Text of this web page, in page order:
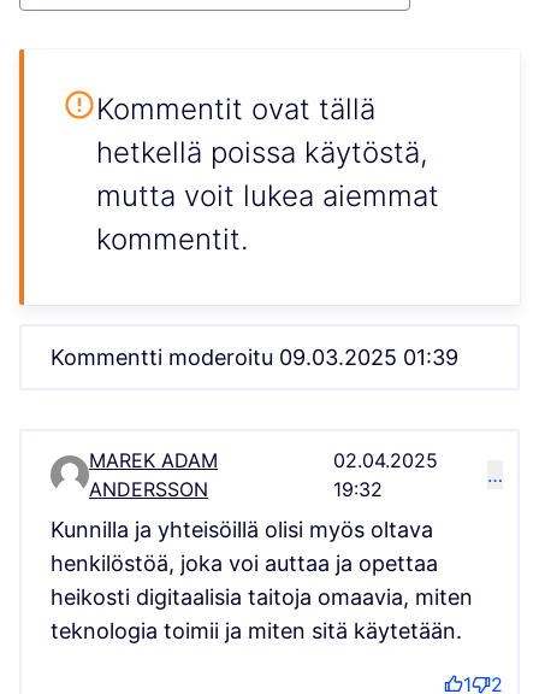
Kommentit ovat tällä
hetkellä poissa käytöstä,
mutta voit lukea aiemmat
kommentit.
Kommentti moderoitu 09.03.2025 01:39
Kommentti 5017
MAREK ADAM
ANDERSSON
02.04.2025
19:32
…
Kunnilla ja yhteisöillä olisi myös oltava
henkilöstöä, joka voi auttaa ja opettaa
heikosti digitaalisia taitoja omaavia, miten
teknologia toimii ja miten sitä käytetään.
1 2